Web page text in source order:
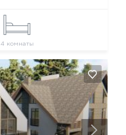
4 комнаты